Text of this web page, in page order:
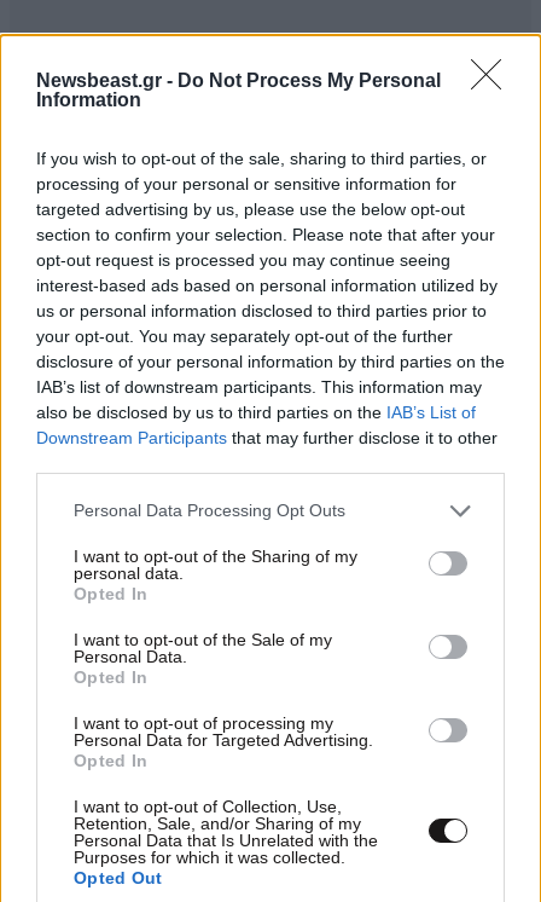
Newsbeast.gr - Do Not Process My Personal
Information
If you wish to opt-out of the sale, sharing to third parties, or
processing of your personal or sensitive information for
targeted advertising by us, please use the below opt-out
section to confirm your selection. Please note that after your
opt-out request is processed you may continue seeing
interest-based ads based on personal information utilized by
us or personal information disclosed to third parties prior to
your opt-out. You may separately opt-out of the further
disclosure of your personal information by third parties on the
IAB’s list of downstream participants. This information may
also be disclosed by us to third parties on the IAB’s List of
Downstream Participants that may further disclose it to other
Please note that this website/app uses one or more Google
not limited to your visit or usage behaviour. You may click to
grant or deny consent to Google and its third-party tags to
use your data for below specified purposes in below Google
consent section.
Personal Data Processing Opt Outs
I want to opt-out of the Sharing of my
personal data.
Opted In
I want to opt-out of the Sale of my
Personal Data.
Opted In
I want to opt-out of processing my
Personal Data for Targeted Advertising.
Opted In
I want to opt-out of Collection, Use,
Retention, Sale, and/or Sharing of my
Personal Data that Is Unrelated with the
Purposes for which it was collected.
Opted Out